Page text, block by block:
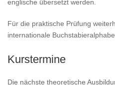
englische übersetzt werden.
Für die praktische Prüfung
internationale
Kurstermine
Die nächste theoretische